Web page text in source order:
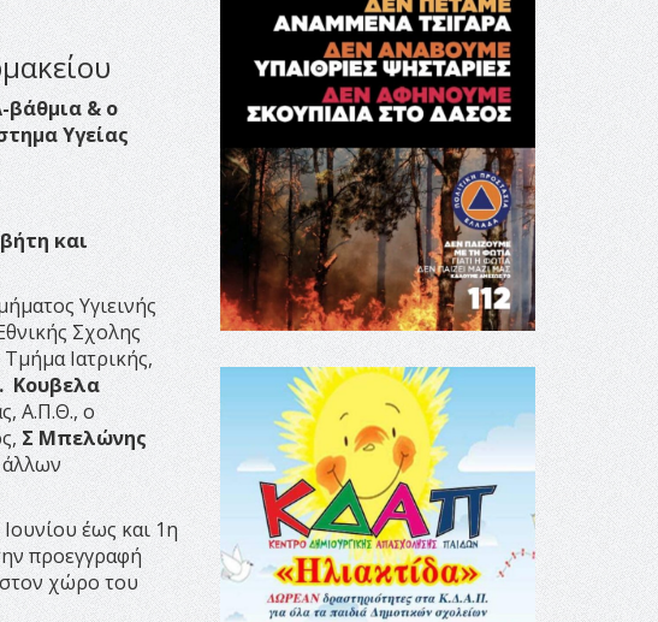
& ο
Υγείας
και
Υγιεινής
Σχολης
Ιατρικής,
Κουβελα
Α.Π.Θ., ο
Σ Μπελώνης
έως και 1η
προεγγραφή
χώρο του